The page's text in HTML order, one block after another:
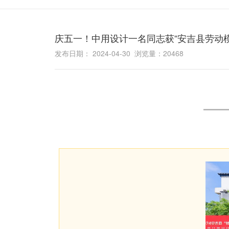
庆五一！中用设计一名同志获“安吉县劳动
发布日期： 2024-04-30 浏览量：20468